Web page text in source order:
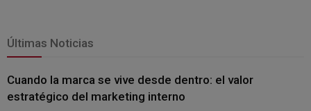
Últimas Noticias
Cuando la marca se vive desde dentro: el valor
estratégico del marketing interno